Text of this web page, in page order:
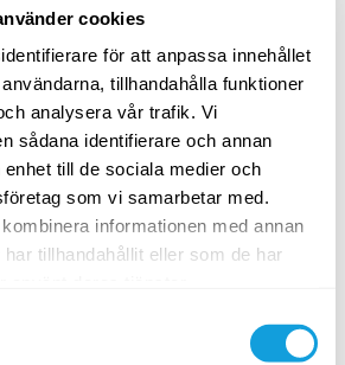
cookies
för att anpassa innehållet
tillhandahålla funktioner
analysera vår trafik. Vi
sådana identifierare och annan
till de sociala medier och
som vi samarbetar med.
informationen med annan
tillhandahållit eller som de har
utvalda klasser
Västmanland, Region Gävleborg,
Region Västerbotten, Region